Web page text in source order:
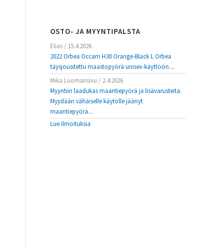
OSTO- JA MYYNTIPALSTA
Elias / 15.4.2026
2022 Orbea Occam H30 Orange-Black L Orbea
täysjousitettu maastopyörä unisex-käyttöön....
Mika Luomansivu / 2.4.2026
Myyntiin laadukas maantiepyörä ja lisävarusteita.
Myydään vähäiselle käytölle jäänyt
maantiepyörä...
Lue ilmoituksia